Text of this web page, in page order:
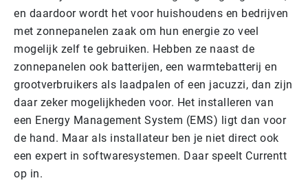
en daardoor wordt het voor huishoudens en bedrijven
met zonnepanelen zaak om hun energie zo veel
mogelijk zelf te gebruiken. Hebben ze naast de
zonnepanelen ook batterijen, een warmtebatterij en
grootverbruikers als laadpalen of een jacuzzi, dan zijn
daar zeker mogelijkheden voor. Het installeren van
een Energy Management System (EMS) ligt dan voor
de hand. Maar als installateur ben je niet direct ook
een expert in softwaresystemen. Daar speelt Currentt
op in.